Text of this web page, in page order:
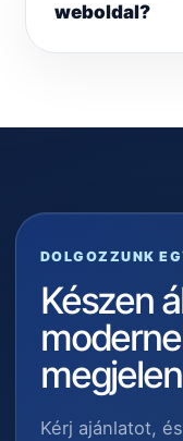
weboldal?
DOLGOZZUNK
Készen
Kérj ajánlatot,